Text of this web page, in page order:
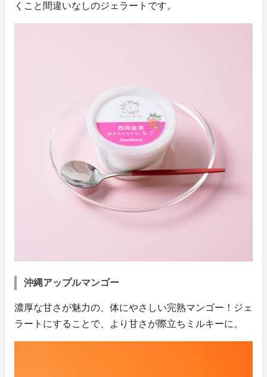
くこと間違いなしのジェラートです。
沖縄アップルマンゴー
濃厚な甘さが魅力の、体にやさしい完熟マンゴー！ジェ
ラートにすることで、より甘さが際立ちミルキーに。